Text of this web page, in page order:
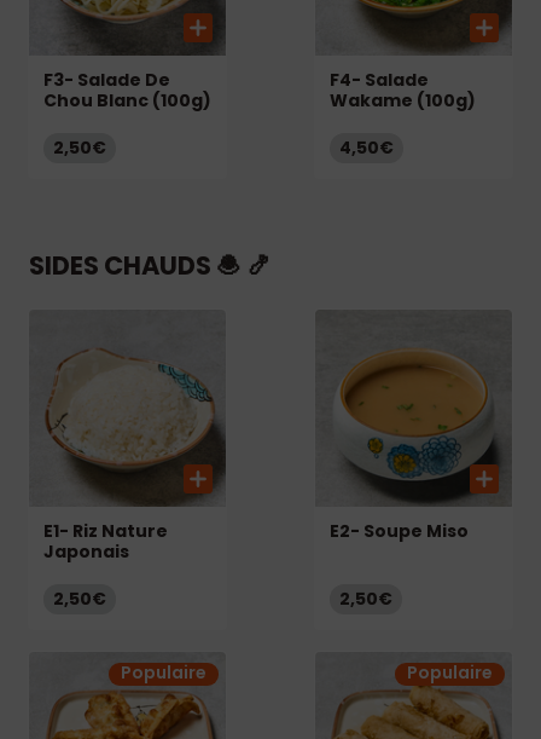
F3- Salade De
Chou Blanc (100g)
2,50€
F4- Salade
Wakame (100g)
4,50€
SIDES CHAUDS 🧆 🍤
E1- Riz Nature
Japonais
2,50€
E2- Soupe Miso
2,50€
Populaire Populaire